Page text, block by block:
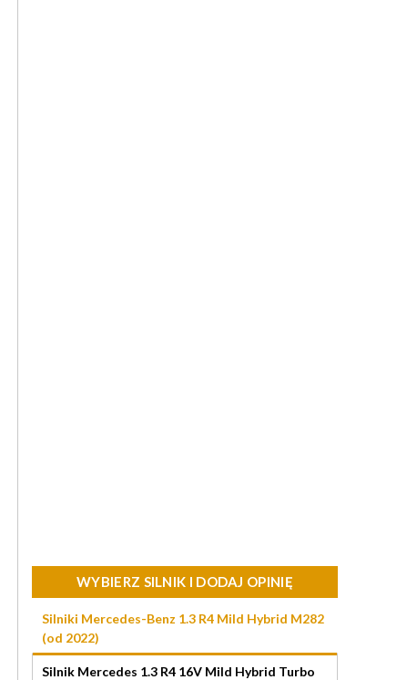
WYBIERZ SILNIK I DODAJ OPINIĘ
Silniki Mercedes-Benz 1.3 R4 Mild Hybrid M282
(od 2022)
Silnik Mercedes 1.3 R4 16V Mild Hybrid Turbo